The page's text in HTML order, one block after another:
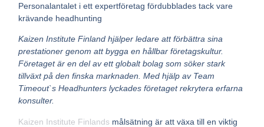
Personalantalet i ett expertföretag fördubblades tack vare
krävande headhunting
Kaizen Institute Finland hjälper ledare att förbättra sina
prestationer genom att bygga en hållbar företagskultur.
Företaget är en del av ett globalt bolag som söker stark
tillväxt på den finska marknaden. Med hjälp av Team
Timeout`s Headhunters lyckades företaget rekrytera erfarna
konsulter.
Kaizen Institute Finlands målsätning är att växa till en viktig